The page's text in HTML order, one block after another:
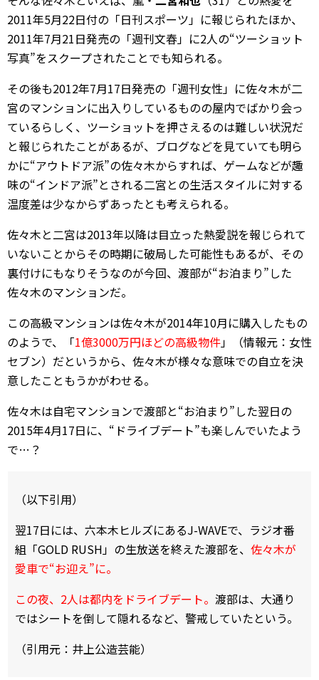
2011年5月22日付の「日刊スポーツ」に報じられたほか、
2011年7月21日発売の「週刊文春」に2人の“ツーショット
写真”をスクープされたことでも知られる。
その後も2012年7月17日発売の「週刊女性」に佐々木が二
宮のマンションに出入りしているものの屋内でばかり会っ
ているらしく、ツーショットを押さえるのは難しい状況だ
と報じられたことがあるが、ブログなどを見ていても明ら
かに“アウトドア派”の佐々木からすれば、ゲームなどが趣
味の“インドア派”とされる二宮との生活スタイルに対する
温度差は少なからずあったとも考えられる。
佐々木と二宮は2013年以降は目立った熱愛説を報じられて
いないことからその時期に破局した可能性もあるが、その
裏付けにもなりそうなのが今回、渡部が“お泊まり”した
佐々木のマンションだ。
この高級マンションは佐々木が2014年10月に購入したもの
のようで、「1億3000万円ほどの高級物件」（情報元：女性
セブン）だというから、佐々木が様々な意味での自立を決
意したこともうかがわせる。
佐々木は自宅マンションで渡部と“お泊まり”した翌日の
2015年4月17日に、“ドライブデート”も楽しんでいたよう
で…？
（以下引用）
翌17日には、六本木ヒルズにあるJ-WAVEで、ラジオ番
組「GOLD RUSH」の生放送を終えた渡部を、 佐々木が
愛車で“お迎え”に。
この夜、2人は都内をドライブデート。 渡部は、大通り
ではシートを倒して隠れるなど、警戒していたという。
（引用元：井上公造芸能）